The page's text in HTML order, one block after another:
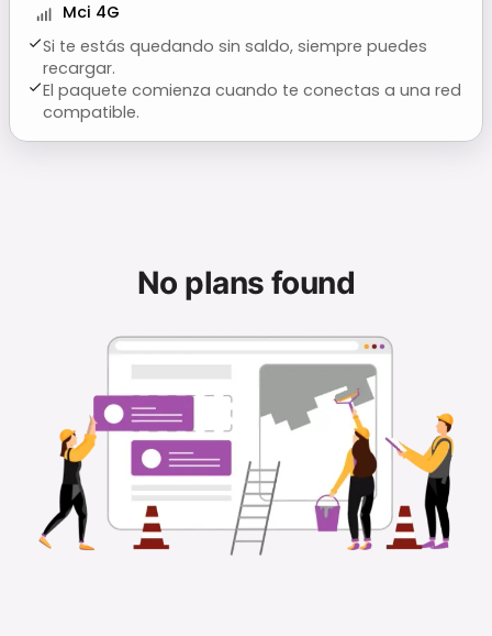
Mci 4G
Si te estás quedando sin saldo, siempre puedes
recargar.
El paquete comienza cuando te conectas a una red
compatible.
No plans found